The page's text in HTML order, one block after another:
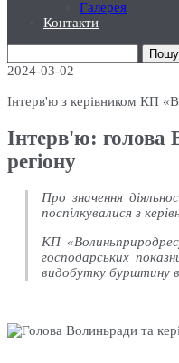
Галерея
Контакти
2024-03-02
Інтерв'ю з керівником КП
Інтерв'ю: голова
регіону
Про значення
поспілкувалися з
КП
господарських
видобутку бурштину в